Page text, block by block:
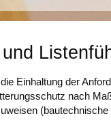
Einhaltung der
nach